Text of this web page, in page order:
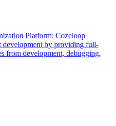
Platform: Cozeloop
development by providing full-
from development, debugging,